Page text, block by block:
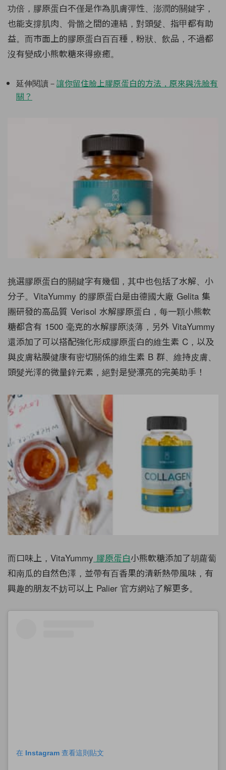
功倍，膠原蛋白不僅是作為肌膚彈性、澎潤的關鍵字，
也能支撐肌肉、骨骼之間的連結，對頭髮、指甲都有助
益。而市面上的膠原蛋白百百種，粉狀、飲品，不過都
沒有變成小熊軟糖來得療癒。
延伸閱讀－讓你留住臉上膠原蛋白的方法，原來與洗臉有
關？
挑選膠原蛋白的關鍵字有幾個，其中也包括了水解、小
分子。VitaYummy 的膠原蛋白是由德國大廠 Gelita 集
團研發的高品質 Verisol 水解膠原蛋白，每一顆小熊軟
糖都含有 1500 毫克的水解膠原淡薄，另外 VitaYummy
還添加了可以搭配強化形成膠原蛋白的維生素 C，以及
與皮膚粘膜健康有密切關係的維生素 B 群、維持皮膚、
頭髮光澤的微量鋅元素，絕對是變漂亮的完美助手！
而口味上，VitaYummy 膠原蛋白小熊軟糖添加了胡蘿蔔
和南瓜的自然色澤，並帶有百香果的清新熱帶風味，有
興趣的朋友不妨可以上 Palier 官方網站了解更多。
在 Instagram 查看這則貼文